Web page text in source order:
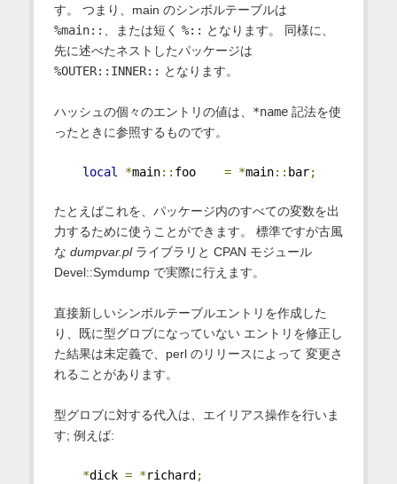
す。 つまり、main のシンボルテーブルは
%main:: 、または短く %:: となります。 同様に、
先に述べたネストしたパッケージは
%OUTER::INNER:: となります。
ハッシュの個々のエントリの値は、 *name記法を使
ったときに参照するものです。
local *main:: foo = *main:: bar;
たとえばこれを、パッケージ内のすべての変数を出
力するために使うことができます。 標準ですが古風
な dumpvar.plライブラリと CPAN モジュール
Devel::Symdump で実際に行えます。
直接新しいシンボルテーブルエントリを作成した
り、既に型グロブになっていない エントリを修正し
た結果は未定義で、perl のリリースによって 変更さ
れることがあります。
型グロブに対する代入は、エイリアス操作を行いま
す; 例えば:
*dick = *richard ;